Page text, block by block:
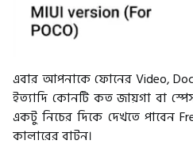
এবার আপনাকে ফোনের Video,
ইত্যাদি কোনটি কত জায়গা বা
একটু নিচের দিকে দেখতে পাবেন
কালারের বাটন।